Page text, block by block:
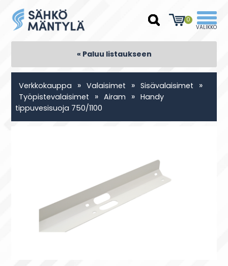
0
« Paluu listaukseen
Verkkokauppa » Valaisimet » Sisävalaisimet »
Työpistevalaisimet » Airam » Handy
tippuvesisuoja 750/1100